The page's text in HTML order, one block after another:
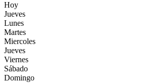
Hoy
Jueves
Lunes
Martes
Miercoles
Jueves
Viernes
Sábado
Domingo